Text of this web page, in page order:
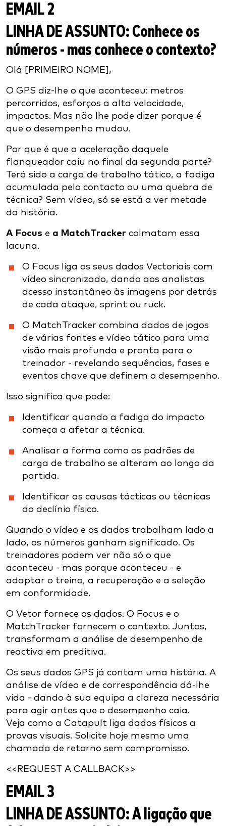
EMAIL 2
LINHA DE ASSUNTO: Conhece os
números - mas conhece o contexto?
Olá [PRIMEIRO NOME],
O GPS diz-lhe o que aconteceu: metros
percorridos, esforços a alta velocidade,
impactos. Mas não lhe pode dizer porque é
que o desempenho mudou.
Por que é que a aceleração daquele
flanqueador caiu no final da segunda parte?
Terá sido a carga de trabalho tático, a fadiga
acumulada pelo contacto ou uma quebra de
técnica? Sem vídeo, só se está a ver metade
da história.
A Focus e a MatchTracker colmatam essa
lacuna.
O Focus liga os seus dados Vectoriais com
vídeo sincronizado, dando aos analistas
acesso instantâneo às imagens por detrás
de cada ataque, sprint ou ruck.
O MatchTracker combina dados de jogos
de várias fontes e vídeo tático para uma
visão mais profunda e pronta para o
treinador - revelando sequências, fases e
eventos chave que definem o desempenho.
Isso significa que pode:
Identificar quando a fadiga do impacto
começa a afetar a técnica.
Analisar a forma como os padrões de
carga de trabalho se alteram ao longo da
partida.
Identificar as causas tácticas ou técnicas
do declínio físico.
Quando o vídeo e os dados trabalham lado a
lado, os números ganham significado. Os
treinadores podem ver não só o que
aconteceu - mas porque aconteceu - e
adaptar o treino, a recuperação e a seleção
em conformidade.
O Vetor fornece os dados. O Focus e o
MatchTracker fornecem o contexto. Juntos,
transformam a análise de desempenho de
reactiva em preditiva.
Os seus dados GPS já contam uma história. A
análise de vídeo e de correspondência dá-lhe
vida - dando à sua equipa a clareza necessária
para agir antes que o desempenho caia.
Veja como a Catapult liga dados físicos a
provas visuais. Solicite hoje mesmo uma
chamada de retorno sem compromisso.
<<REQUEST A CALLBACK>>
EMAIL 3
LINHA DE ASSUNTO:A ligação que